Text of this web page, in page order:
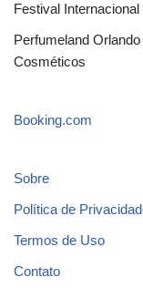
Festival
Perfumeland
Cosméticos
Booking.com
Sobre
Política de
Termos de Uso
Contato